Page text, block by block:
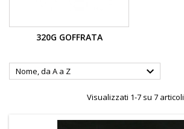
320G GOFFRATA
Nome, da A a Z 
Visualizzati 1-7 su 7 articoli